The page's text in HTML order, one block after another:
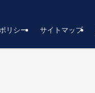
リシー サイトマップ